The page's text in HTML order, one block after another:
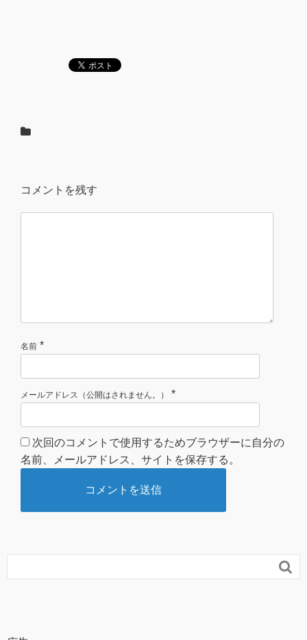
コメントを残す
名前 *
メールアドレス（公開はされません。） *
次回のコメントで使用するためブラウザーに自分の
名前、メールアドレス、サイトを保存する。
